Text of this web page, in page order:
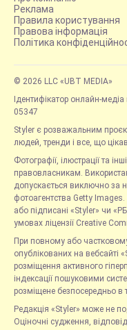
Реклама
Правила користування
Правова інформація
Політика
© 2026 LLC «UBT MEDIA»
Ідентифікатор онлайн-медіа
05347
Styler є розважальним
людей, тренди і все, що
Фотографії, ілюстрації та
правовласникам.
допускається виключно за
фотоагентства Getty
або підписані «Styler» чи
умовах ліцензії Creative
При повному або
опублікованих на вебсайті
розміщення активного
індексації пошуковими
розміщене безпосередньо в
Редакція «Styler» може не
Оціночні судження,